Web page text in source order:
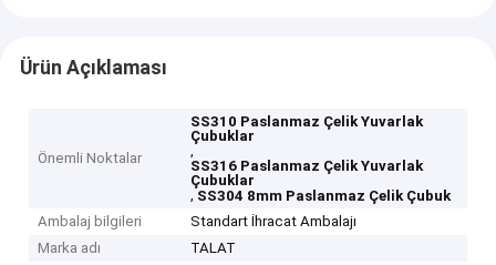
Ürün Açıklaması
Önemli Noktalar
SS310 Paslanmaz Çelik Yuvarlak
Çubuklar
,
SS316 Paslanmaz Çelik Yuvarlak
Çubuklar
, SS304 8mm Paslanmaz Çelik Çubuk
Ambalaj bilgileri
Standart İhracat Ambalajı
Marka adı
TALAT